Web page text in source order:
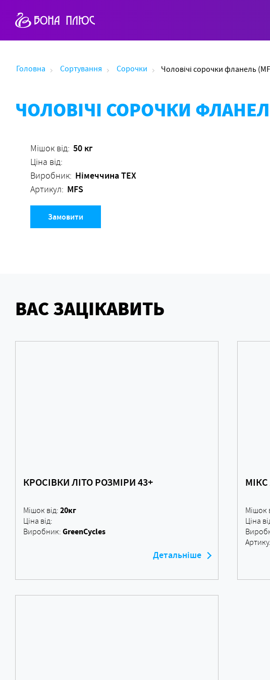
Головна Сортування Сорочки Чоловічі сорочки фланель
ЧОЛОВІЧІ СОРОЧКИ
Мішок від: 50 кг
Ціна від:
Виробник: Німеччина ТЕХ
Артикул: MFS
Замовити
ВАС ЗАЦІКАВИТЬ
КРОСІВКИ ЛІТО РОЗМІРИ 43+
Мішок від: 20кг
Ціна від:
Виробник: GreenCycles
Детальніше
МІКС
Мішок
Ціна